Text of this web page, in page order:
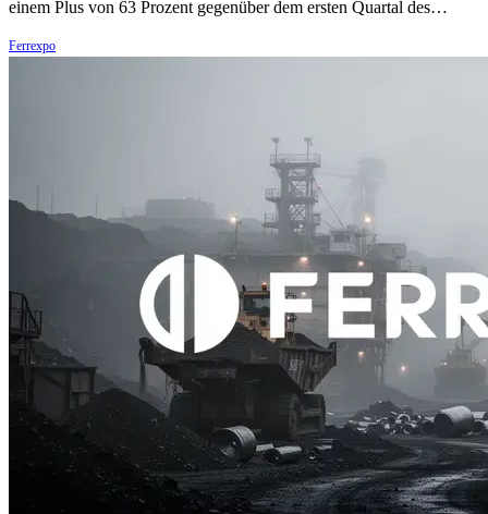
einem Plus von 63 Prozent gegenüber dem ersten Quartal des…
Ferrexpo